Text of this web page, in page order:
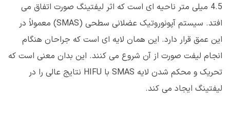
4.5 میلی متر ناحیه ای است که اثر لیفتینگ صورت اتفاق می
افتد. سیستم آپونوروتیک عضلانی سطحی (SMAS) معمولاً در
این عمق قرار دارد. این همان لایه ای است که جراحان هنگام
انجام لیفت صورت از آن شروع می کنند. این بدان معنی است که
تحریک و محکم شدن لایه SMAS با HIFU نتایج عالی را در
لیفتینگ ایجاد می کند.